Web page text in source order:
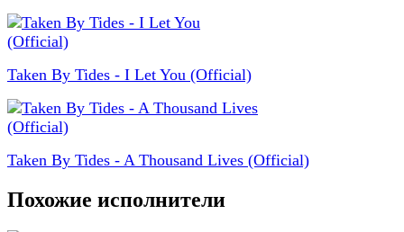
Taken By Tides - I Let You (Official)
Taken By Tides - A Thousand Lives (Official)
Похожие исполнители